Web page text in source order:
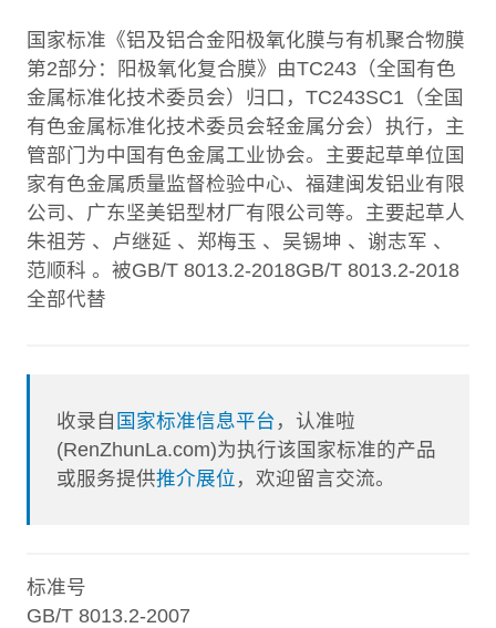
国家标准《铝及铝合金阳极氧化膜与有机聚合物膜
第2部分：阳极氧化复合膜》由TC243（全国有色
金属标准化技术委员会）归口，TC243SC1（全国
有色金属标准化技术委员会轻金属分会）执行，主
管部门为中国有色金属工业协会。主要起草单位国
家有色金属质量监督检验中心、福建闽发铝业有限
公司、广东坚美铝型材厂有限公司等。主要起草人
朱祖芳 、卢继延 、郑梅玉 、吴锡坤 、谢志军 、
范顺科 。被GB/T 8013.2-2018GB/T 8013.2-2018
全部代替
收录自 国家标准信息平台 ，认准啦
(RenZhunLa.com)为执行该国家标准的产品
或服务提供推介展位 ，欢迎留言交流。
标准号
GB/T 8013.2-2007